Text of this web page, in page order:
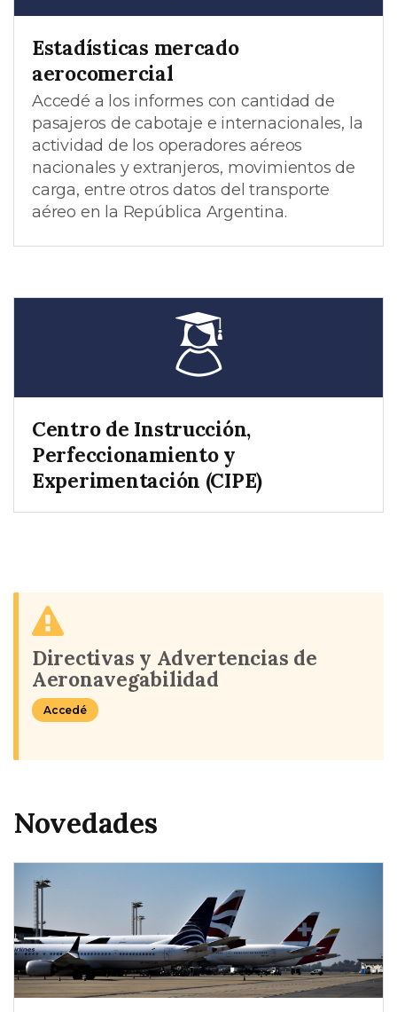
Estadísticas mercado
aerocomercial
Accedé a los informes con cantidad de
pasajeros de cabotaje e internacionales, la
actividad de los operadores aéreos
nacionales y extranjeros, movimientos de
carga, entre otros datos del transporte
aéreo en la República Argentina.
Centro de Instrucción,
Perfeccionamiento y
Experimentación (CIPE)
Directivas y Advertencias de
Aeronavegabilidad
Accedé
Novedades